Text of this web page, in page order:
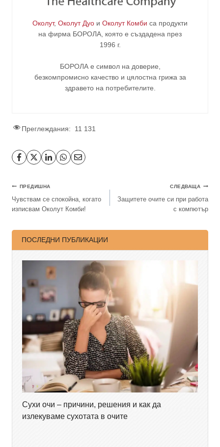
Околут, Околут Дуо и Околут Комби са продукти
на фирма БОРОЛА , която е създадена през
1996 г.
БОРОЛА е символ на доверие,
безкомпромисно качество и цялостна грижа за
здравето на потребителите
Преглеждания: 11 131
ПРЕДИШНА
Чувствам се спокойна, когато
изписвам Околут Комби!
СЛЕДВАЩА
Защитете очите си при работа
с компютър
ПОСЛЕДНИ ПУБЛИКАЦИИ
Сухи очи – причини, решения и как да
излекуваме сухотата в очите